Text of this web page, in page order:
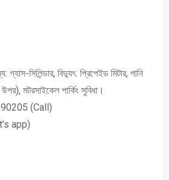
সিলিন্ডার, বিদ্যুৎ: প্রিপেইড মিটার, পানি
মটরসাইকেল পার্কিং সুবিধা।
(Call)
app)